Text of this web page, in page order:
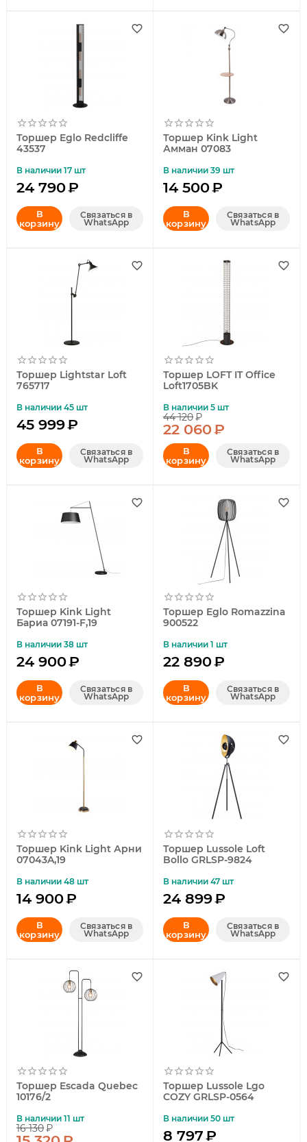
Торшер Eglo Redcliffe
43537
В наличии 17 шт
24 790₽
В
корзину
Связаться в
WhatsApp
Торшер Kink Light
Амман 07083
В наличии 39 шт
14 500₽
В
корзину
Связаться в
WhatsApp
Торшер Lightstar Loft
765717
В наличии 45 шт
45 999₽
В
корзину
Связаться в
WhatsApp
Торшер LOFT IT Office
Loft1705BK
В наличии 5 шт
44 120₽
22 060₽
В
корзину
Связаться в
WhatsApp
Торшер Kink Light
Бариа 07191-F,19
В наличии 38 шт
24 900₽
В
корзину
Связаться в
WhatsApp
Торшер Eglo Romazzina
900522
В наличии 1 шт
22 890₽
В
корзину
Связаться в
WhatsApp
Торшер Kink Light Арни
07043A,19
В наличии 48 шт
14 900₽
В
корзину
Связаться в
WhatsApp
Торшер Lussole Loft
Bollo GRLSP-9824
В наличии 47 шт
24 899₽
В
корзину
Связаться в
WhatsApp
Торшер Escada Quebec
10176/2
В наличии 11 шт
16 130₽
Торшер Lussole Lgo
COZY GRLSP-0564
В наличии 50 шт
8 797₽